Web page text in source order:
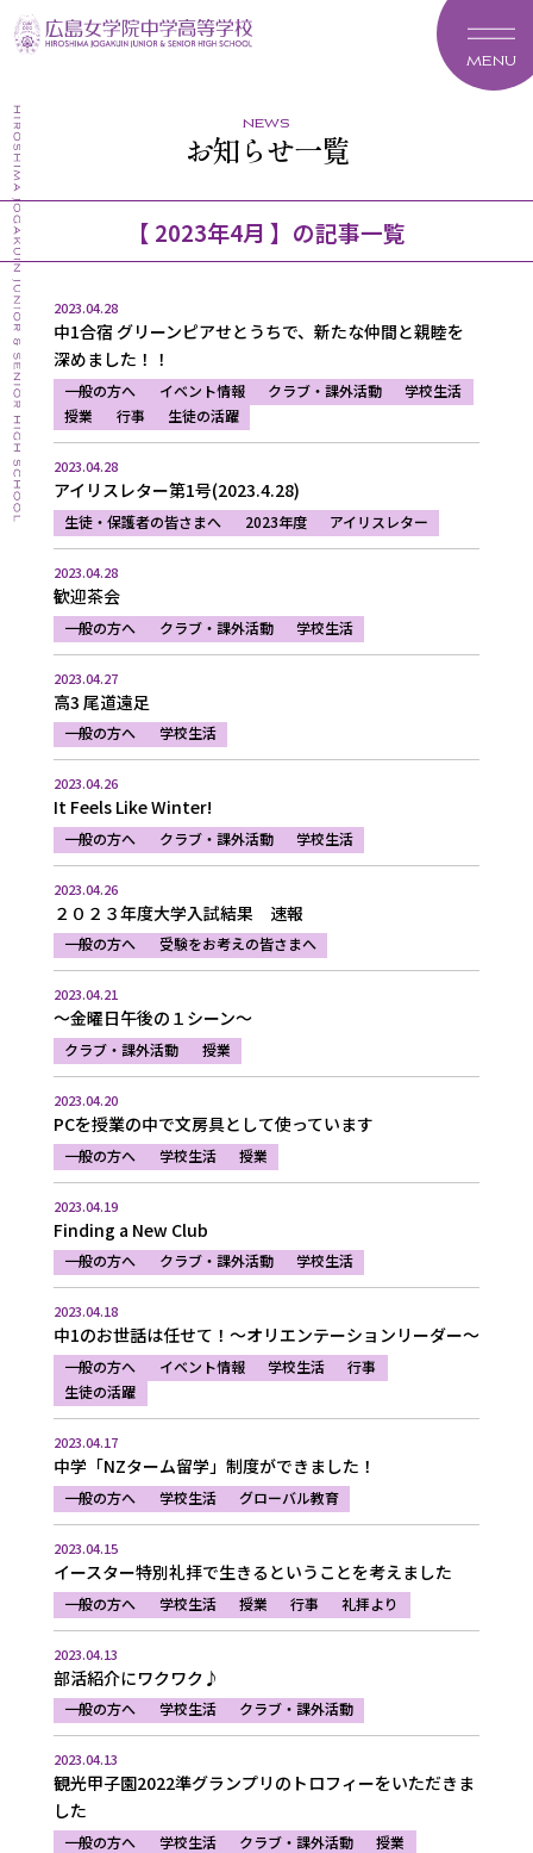
MENU
news
お知らせ一覧
【 2023年4月 】の記事一覧
2023.04.28
中1合宿 グリーンピアせとうちで、新たな仲間と親睦を
深めました！！
一般の方へ イベント情報 クラブ・課外活動
学校生活
授業
行事 生徒の活躍
2023.04.28
アイリスレター第1号(2023.4.28)
生徒・保護者の皆さまへ 2023年度 アイリスレター
2023.04.28
歓迎茶会
一般の方へ クラブ・課外活動 学校生活
2023.04.27
高3 尾道遠足
一般の方へ 学校生活
2023.04.26
It Feels Like Winter!
一般の方へ クラブ・課外活動 学校生活
2023.04.26
２０２３年度大学入試結果 速報
一般の方へ 受験をお考えの皆さまへ
2023.04.21
～金曜日午後の１シーン～
クラブ・課外活動 授業
2023.04.20
PCを授業の中で文房具として使っています
一般の方へ 学校生活 授業
2023.04.19
Finding a New Club
一般の方へ クラブ・課外活動 学校生活
2023.04.18
中1のお世話は任せて！〜オリエンテーションリーダー〜
一般の方へ イベント情報 学校生活
行事
生徒の活躍
2023.04.17
中学「NZターム留学」制度ができました！
一般の方へ 学校生活 グローバル教育
2023.04.15
イースター特別礼拝で生きるということを考えました
一般の方へ 学校生活 授業 行事 礼拝より
2023.04.13
部活紹介にワクワク♪
一般の方へ 学校生活 クラブ・課外活動
2023.04.13
観光甲子園2022準グランプリのトロフィーをいただきま
した
一般の方へ 学校生活 クラブ・課外活動
授業